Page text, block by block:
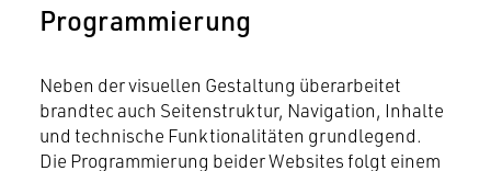
Programmierung
Neben der visuellen Gestaltung überarbeitet
brandtec auch Seitenstruktur, Navigation, Inhalte
und technische Funktionalitäten grundlegend.
Die Programmierung beider Websites folgt einem